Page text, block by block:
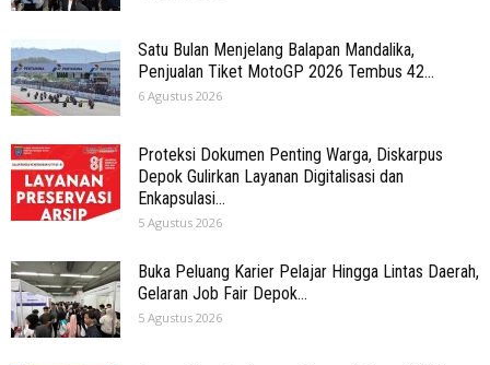
Satu Bulan Menjelang Balapan Mandalika,
Penjualan Tiket MotoGP 2026 Tembus 42...
6 Agustus 2026
Proteksi Dokumen Penting Warga, Diskarpus
Depok Gulirkan Layanan Digitalisasi dan
Enkapsulasi...
5 Agustus 2026
Buka Peluang Karier Pelajar Hingga Lintas Daerah,
Gelaran Job Fair Depok...
5 Agustus 2026